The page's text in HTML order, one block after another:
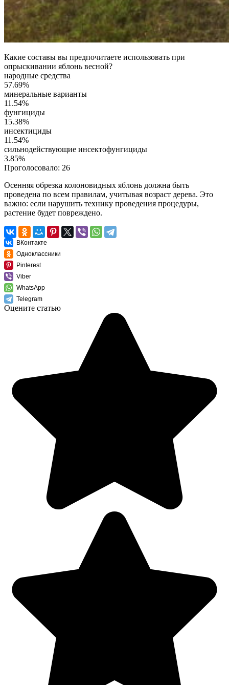
Какие составы вы предпочитаете использовать при
опрыскивании яблонь весной?
народные средства
57.69%
минеральные варианты
11.54%
фунгициды
15.38%
инсектициды
11.54%
сильнодействующие инсектофунгициды
3.85%
Проголосовало: 26
Осенняя обрезка колоновидных яблонь должна быть
проведена по всем правилам, учитывая возраст дерева. Это
важно: если нарушить технику проведения процедуры,
растение будет повреждено.
ВКонтакте
Одноклассники
Pinterest
Viber
WhatsApp
Telegram
Оцените статью